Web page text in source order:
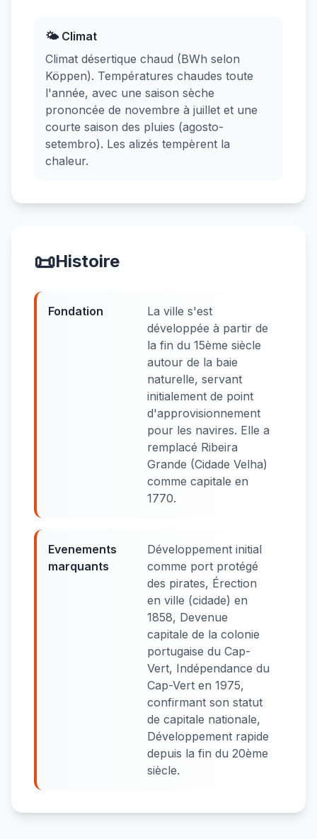
🌤️ Climat
Climat désertique chaud (BWh selon
Köppen). Températures chaudes toute
l'année, avec une saison sèche
prononcée de novembre à juillet et une
courte saison des pluies (agosto-
setembro). Les alizés tempèrent la
chaleur.
📜Histoire
Fondation
La ville s'est
développée à partir de
la fin du 15ème siècle
autour de la baie
naturelle, servant
initialement de point
d'approvisionnement
pour les navires. Elle a
remplacé Ribeira
Grande (Cidade Velha)
comme capitale en
1770.
Evenements
marquants
Développement initial
comme port protégé
des pirates, Érection
en ville (cidade) en
1858, Devenue
capitale de la colonie
portugaise du Cap-
Vert, Indépendance du
Cap-Vert en 1975,
confirmant son statut
de capitale nationale,
Développement rapide
depuis la fin du 20ème
siècle.